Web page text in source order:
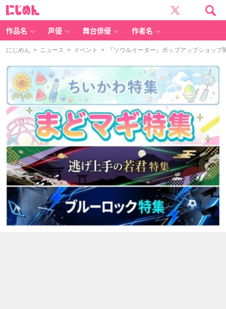
作品名 声優 舞台俳優 作者名
にじめん > ニュース > イベント > 『ソウルイーター』ポップアップショップ